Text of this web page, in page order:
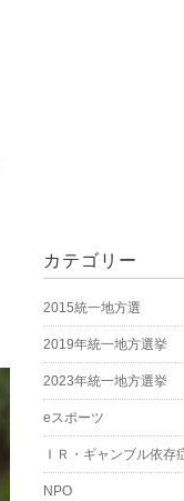
カテゴリー
2015統一地方選
2019年統一地方選挙
2023年統一地方選挙
eスポーツ
ＩＲ・ギャンブル依存
NPO